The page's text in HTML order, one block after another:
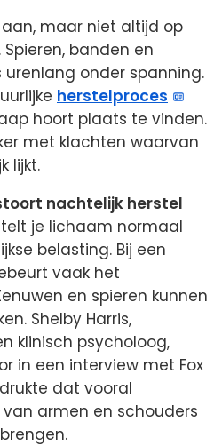
maar niet altijd op
banden en
onder spanning.
herstelproces
hoort plaats te vinden.
met klachten waarvan
lijkt.
nachtelijk herstel
je lichaam normaal
belasting. Bij een
vaak het
en spieren kunnen
Shelby Harris,
klinisch psycholoog,
in een interview met Fox
dat vooral
armen en schouders